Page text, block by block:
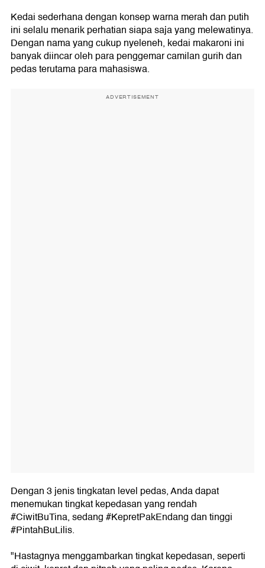
Kedai sederhana dengan konsep warna merah dan putih
ini selalu menarik perhatian siapa saja yang melewatinya.
Dengan nama yang cukup nyeleneh, kedai makaroni ini
banyak diincar oleh para penggemar camilan gurih dan
pedas terutama para mahasiswa.
ADVERTISEMENT
Dengan 3 jenis tingkatan level pedas, Anda dapat
menemukan tingkat kepedasan yang rendah
#CiwitBuTina, sedang #KepretPakEndang dan tinggi
#PintahBuLilis.
"Hastagnya menggambarkan tingkat kepedasan, seperti